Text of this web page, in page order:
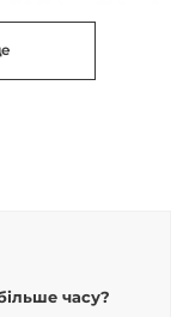
часу?